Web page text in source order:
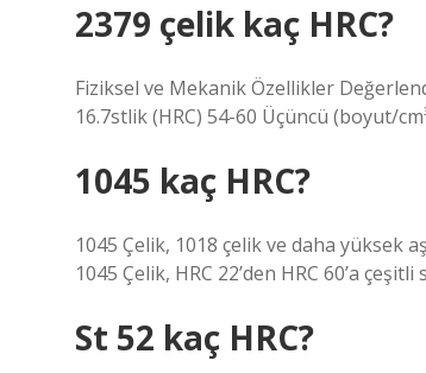
2379 çelik kaç HRC?
Fiziksel ve Mekanik Özellikler
16.7stlik (HRC) 54-60 Üçüncü (boyut/
1045 kaç HRC?
1045 Çelik, 1018 çelik ve daha yüksek
1045 Çelik, HRC 22’den HRC 60’a
St 52 kaç HRC?